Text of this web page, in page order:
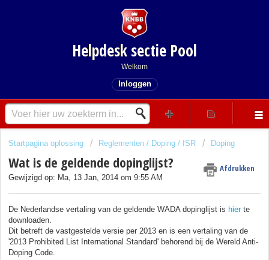
Helpdesk sectie Pool
Welkom
Inloggen
Startpagina oplossing Reglementen / Doping / ISR Doping
Wat is de geldende dopinglijst? Afdrukken
Gewijzigd op: Ma, 13 Jan, 2014 om 9:55 AM
De Nederlandse vertaling van de geldende WADA dopinglijst is hierte
downloaden.
Dit betreft de vastgestelde versie per 2013 en is een vertaling van de
'2013 Prohibited List International Standard' behorend bij de Wereld Anti-
Doping Code.